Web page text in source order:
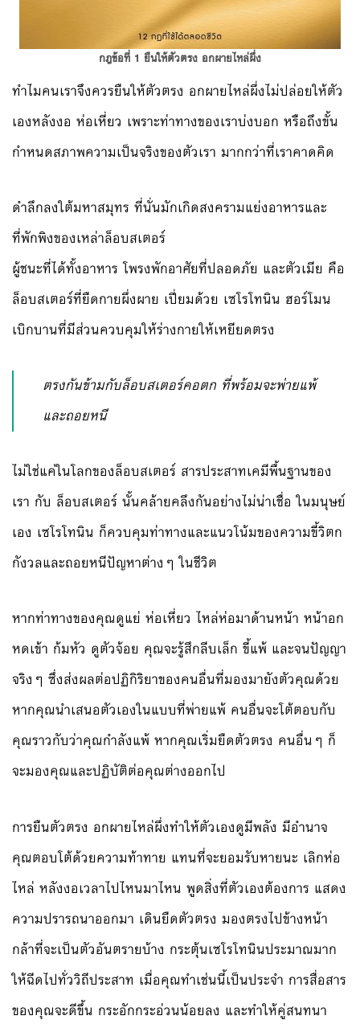
กฎข้อที่ 1 ยืนให้ตัวตรง อกผายไหล่ผึ่ง
ทำไมคนเราจึงควรยืนให้ตัวตรง อกผายไหล่ผึ่งไม่ปล่อยให้ตัว
เองหลังงอ ห่อเหี่ยว เพราะท่าทางของเราบ่งบอก หรือถึงขั้น
กำหนดสภาพความเป็นจริงของตัวเรา มากกว่าที่เราคาดคิด
ดำลึกลงใต้มหาสมุทร ที่นั่นมักเกิดสงครามแย่งอาหารและ
ที่พักพิงของเหล่าล็อบสเตอร์
ผู้ชนะที่ได้ทั้งอาหาร โพรงพักอาศัยที่ปลอดภัย และตัวเมีย คือ
ล็อบสเตอร์ที่ยืดกายผึ่งผาย เปี่ยมด้วย เซโรโทนิน ฮอร์โมน
เบิกบานที่มีส่วนควบคุมให้ร่างกายให้เหยียดตรง
ตรงกันข้ามกับล็อบสเตอร์คอตก ที่พร้อมจะพ่ายแพ้
และถอยหนี
ไม่ใช่แค่ในโลกของล็อบสเตอร์ สารประสาทเคมีพื้นฐานของ
เรา กับ ล็อบสเตอร์ นั้นคล้ายคลึงกันอย่างไม่น่าเชื่อ ในมนุษย์
เอง เซโรโทนิน ก็ควบคุมท่าทางและแนวโน้มของความขี้วิตก
กังวลและถอยหนีปัญหาต่างๆ ในชีวิต
หากท่าทางของคุณดูแย่ ห่อเหี่ยว ไหล่ห่อมาด้านหน้า หน้าอก
หดเข้า ก้มหัว ดูตัวจ้อย คุณจะรู้สึกลีบเล็ก ขี้แพ้ และจนปัญญา
จริงๆ ซึ่งส่งผลต่อปฏิกิริยาของคนอื่นที่มองมายังตัวคุณด้วย
หากคุณนำเสนอตัวเองในแบบที่พ่ายแพ้ คนอื่นจะโต้ตอบกับ
คุณราวกับว่าคุณกำลังแพ้ หากคุณเริ่มยืดตัวตรง คนอื่นๆ ก็
จะมองคุณและปฏิบัติต่อคุณต่างออกไป
การยืนตัวตรง อกผายไหล่ผึ่งทำให้ตัวเองดูมีพลัง มีอำนาจ
คุณตอบโต้ด้วยความท้าทาย แทนที่จะยอมรับหายนะ เลิกห่อ
ไหล่ หลังงอเวลาไปไหนมาไหน พูดสิ่งที่ตัวเองต้องการ แสดง
ความปรารถนาออกมา เดินยืดตัวตรง มองตรงไปข้างหน้า
กล้าที่จะเป็นตัวอันตรายบ้าง กระตุ้นเซโรโทนินประมาณมาก
ให้ฉีดไปทั่ววิถีประสาท เมื่อคุณทำเช่นนี้เป็นประจำ การสื่อสาร
ของคุณจะดีขึ้น กระอักกระอ่วนน้อยลง และทำให้คู่สนทนา